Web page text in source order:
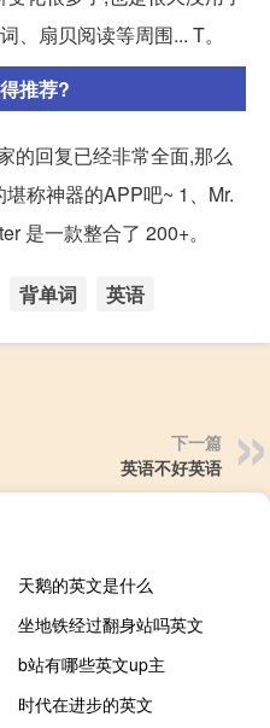
、扇贝阅读等周围... T。
推荐?
的回复已经非常全面,那么
称神器的APP吧~ 1、Mr.
是一款整合了 200+。
背单词 英语
下一篇
英语不好英语
天鹅的英文是什么
坐地铁经过翻身站吗英文
b站有哪些英文up主
时代在进步的英文